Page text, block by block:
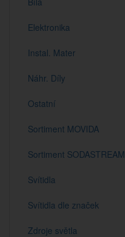
Elektronika
Instal. Mater
Náhr. Díly
Ostatní
Sortiment MOVIDA
Sortiment SODASTREAM
Svítidla
Svítidla dle značek
Zdroje světla